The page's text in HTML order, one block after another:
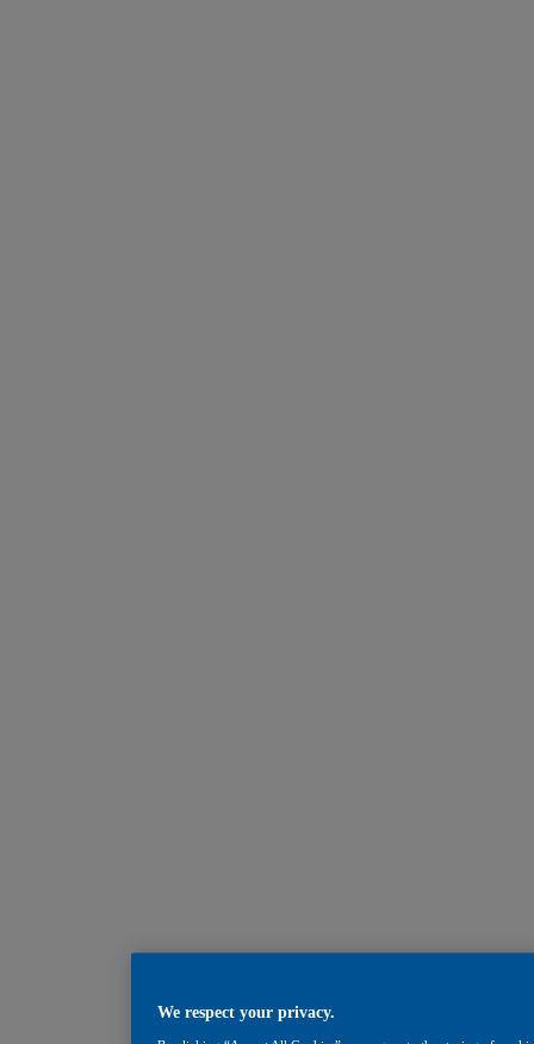
We respect your privacy.